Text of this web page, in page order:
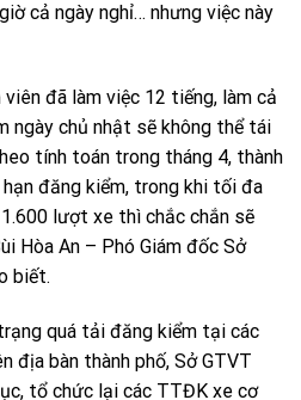
cả ngày nghỉ… nhưng việc này
viên đã làm việc 12 tiếng, làm cả
ngày chủ nhật sẽ không thể tái
tính toán trong tháng 4, thành
đăng kiểm, trong khi tối đa
lượt xe thì chắc chắn sẽ
Hòa An – Phó Giám đốc Sở
biết.
quá tải đăng kiểm tại các
địa bàn thành phố, Sở GTVT
tổ chức lại các TTĐK xe cơ